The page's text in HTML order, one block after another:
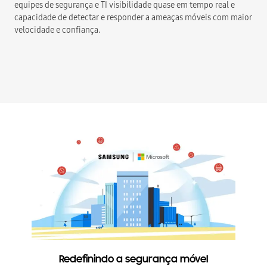
equipes de segurança e TI visibilidade quase em tempo real e
capacidade de detectar e responder a ameaças móveis com maior
velocidade e confiança.
Redefinindo a segurança móvel